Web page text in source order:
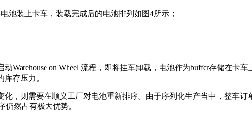
池装上卡车，装载完成后的电池排列如图4所示；
Warehouse on Wheel 流程，即将挂车卸载，电池作为buffer存储在卡
存压力。
，则需要在顺义工厂对电池重新排序。由于序列化生产当中，整车
仍然占有极大优势。